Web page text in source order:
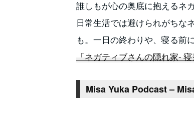
誰しもが心の奥底に抱えるネ
日常生活では避けられがちな
も。一日の終わりや、寝る前
「ネガティブさんの隠れ家-
Misa Yuka Podcast –